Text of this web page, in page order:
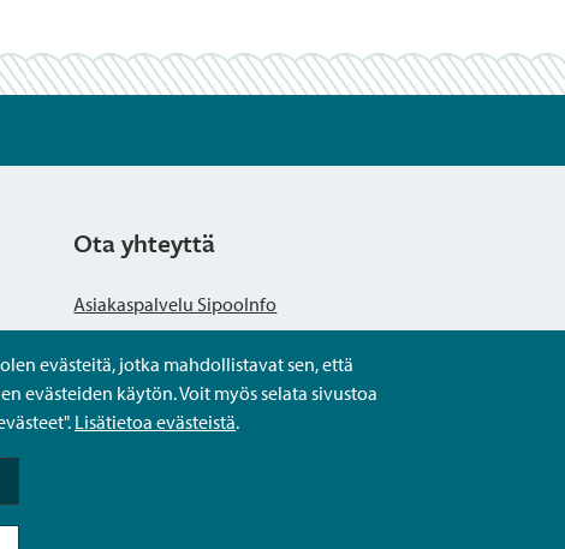
evästeitä, jotka mahdollistavat sen, että
evästeiden käytön. Voit myös selata sivustoa
Lisätietoa evästeistä.
Ota yhteyttä
Asiakaspalvelu SipooInfo
Anna palautetta nimettömästi
Kysy tai asioi